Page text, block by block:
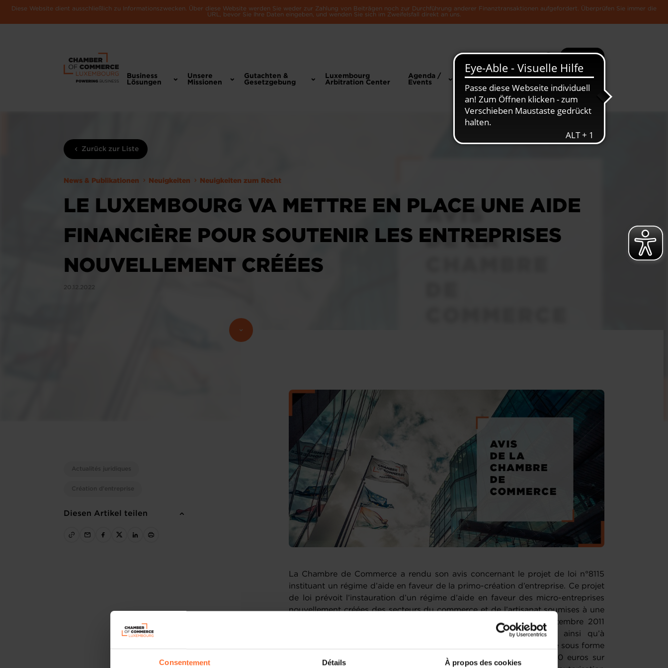
Consentement Détails À propos des cookies
Diese Website dient ausschließlich zu Informationszwecken. Über diese Website werden Sie weder zur Zahlung von Beiträgen noch zur Durchführung anderer Finanztransaktionen aufgefordert. Überprüfen Sie immer die
URL, bevor Sie Ihre Daten eingeben, und wenden Sie sich im Zweifelsfall direkt an uns.
Suche Mehr
Business
Lösungen
Unsere
Missionen
Gutachten &
Gesetzgebung
Luxembourg
Arbitration Center
Agenda /
Events
News &
Die Luxemburger
Zurück zur Liste
News & Publikationen Neuigkeiten Neuigkeiten zum Recht
LE LUXEMBOURG VA METTRE EN PLACE UNE AIDE
FINANCIÈRE POUR SOUTENIR LES ENTREPRISES
NOUVELLEMENT CRÉÉES
20.12.2022
Actualités juridiques
Création d'entreprise
Diesen Artikel teilen
La Chambre de Commerce a rendu son avis concernant le projet de loi n°8115
instituant un régime d’aide en faveur de la primo-création d’entreprise. Ce projet
de loi prévoit l’instauration d’un régime d’aide en faveur des micro-entreprises
nouvellement créées des secteurs du commerce et de l’artisanat soumises à une
autorisation d’établissement en vertu de la loi modifiée du 2 septembre 2011
réglementant l’accès aux professions d’artisan, de commerçant ainsi qu’à
certaines professions libérales. Le projet prévoit que l’aide soit versée sous forme
de subventions mensuelles forfaitaires non remboursables de 2.000 euros sur